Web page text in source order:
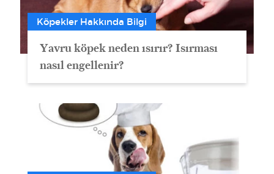
Köpekler Hakkında Bilgi
Yavru köpek neden ısırır? Isırması
nasıl engellenir?